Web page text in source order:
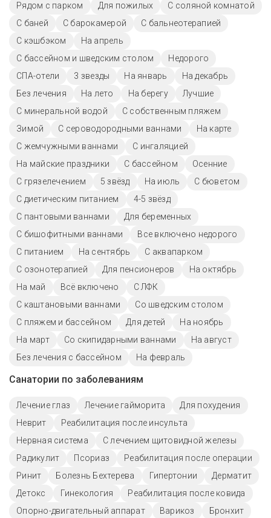
Рядом с парком
Для пожилых
С соляной комнатой
С баней
С барокамерой
С бальнеотерапией
С кэшбэком
На апрель
С бассейном и шведским столом
Недорого
СПА-отели
3 звезды На январь
На декабрь
Без лечения
На лето На берегу
Лучшие
С минеральной водой
С собственным пляжем
Зимой
С сероводородными ваннами
На карте
С жемчужными ваннами
С ингаляцией
На майские праздники
C бассейном
Осенние
С грязелечением
5 звёзд На июль
С бюветом
С диетическим питанием
4-5 звёзд
С пантовыми ваннами
Для беременных
С бишофитными ваннами
Все включено недорого
С питанием
На сентябрь
С аквапарком
С озонотерапией
Для пенсионеров
На октябрь
На май
Всё включено
С ЛФК
С каштановыми ваннами
Со шведским столом
С пляжем и бассейном
Для детей
На ноябрь
На март
Со скипидарными ваннами
На август
Без лечения с бассейном
На февраль
Санатории по заболеваниям
Лечение глаз Лечение гайморита
Для похудения
Неврит
Реабилитация после инсульта
Нервная система
С лечением щитовидной железы
Радикулит
Псориаз
Реабилитация после операции
Ринит
Болезнь Бехтерева Гипертонии
Дерматит
Детокс
Гинекология
Реабилитация после ковида
Опорно-двигательный аппарат
Варикоз
Бронхит